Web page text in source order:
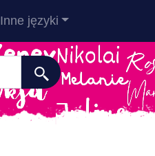
Inne języki